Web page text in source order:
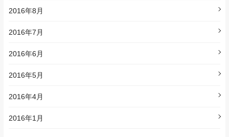
2016年8月
2016年7月
2016年6月
2016年5月
2016年4月
2016年1月